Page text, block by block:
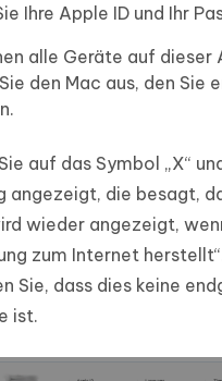
Ihre Apple ID und Ihr
alle Geräte auf dieser
den Mac aus, den Sie
auf das Symbol „X“
angezeigt, die besagt,
wieder angezeigt,
zum Internet
Sie, dass dies keine
ist.